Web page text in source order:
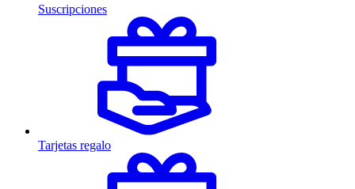
Suscripciones
Tarjetas regalo